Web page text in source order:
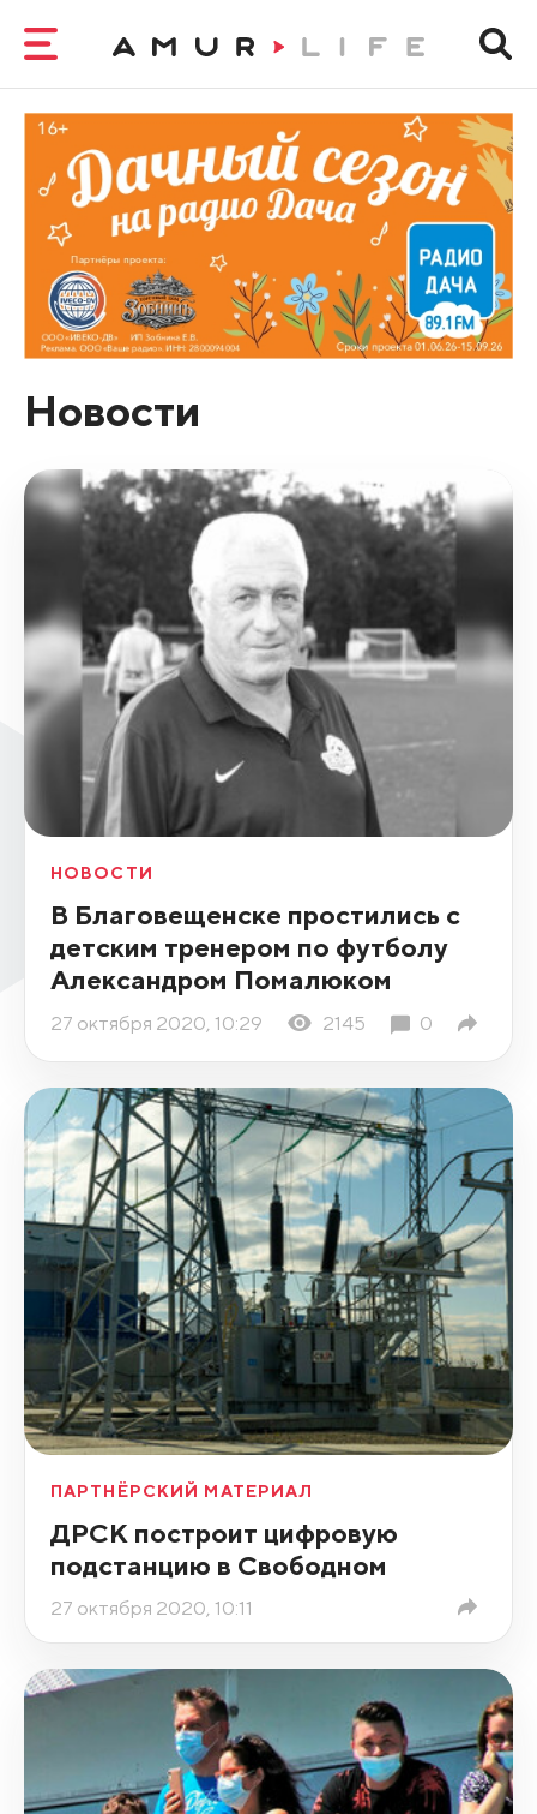
Новости
НОВОСТИ
В Благовещенске простились с
детским тренером по футболу
Александром Помалюком
27 октября 2020, 10:29 2145 0
ПАРТНЁРСКИЙ МАТЕРИАЛ
ДРСК построит цифровую
подстанцию в Свободном
27 октября 2020, 10:11